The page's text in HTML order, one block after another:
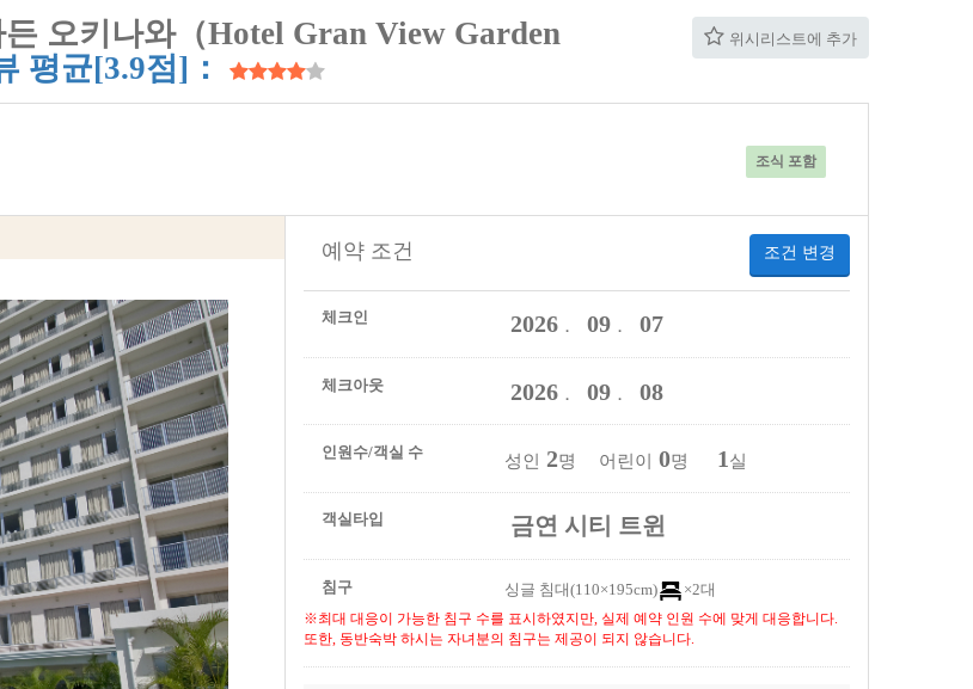
위시리스트에 추가
오키나와（Hotel Gran View Garden
평균[3.9점]：
조식 포함
조건 변경
예약 조건
체크인 2026． 09． 07
체크아웃 2026． 09． 08
인원수/객실 수 성인 2명 어린이 0명 1 실
객실타입 금연 시티 트윈
침구 싱글 침대(110×195cm) ×2대
※최대 대응이 가능한 침구 수를 표시하였지만, 실제 예약 인원 수에 맞게 대응합니다.
또한, 동반숙박 하시는 자녀분의 침구는 제공이 되지 않습니다.